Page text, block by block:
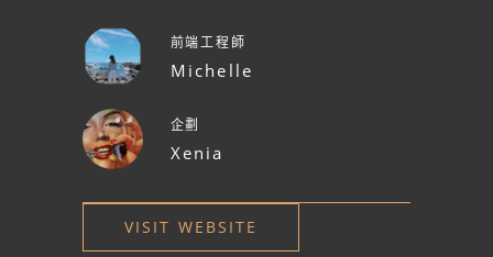
前端工程師
Michelle
企劃
Xenia
VISIT WEBSITE